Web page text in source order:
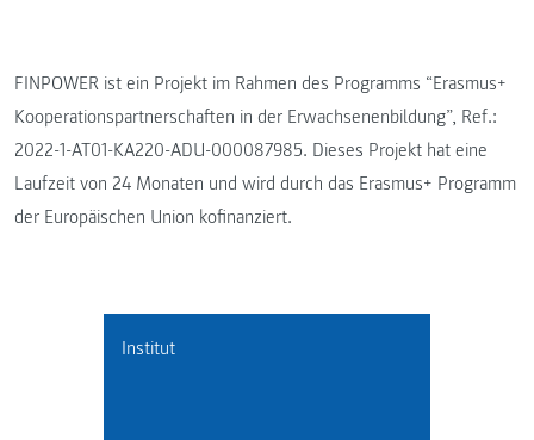
Institut
FINPOWER ist ein Projekt im Rahmen des Programms “Erasmus+
Kooperationspartnerschaften in der Erwachsenenbildung”, Ref.:
2022-1-AT01-KA220-ADU-000087985. Dieses Projekt hat eine
Laufzeit von 24 Monaten und wird durch das Erasmus+ Programm
der Europäischen Union kofinanziert.